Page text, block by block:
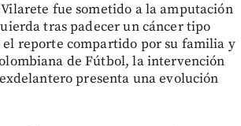
fue sometido a la amputación
tras padecer un cáncer tipo
el reporte compartido por su familia y
de Fútbol, la intervención
presenta una evolución